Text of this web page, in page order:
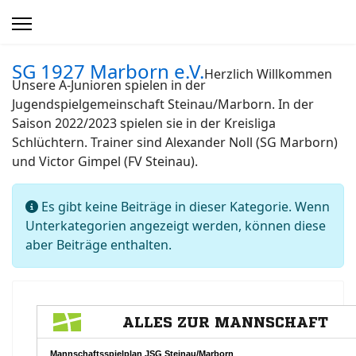
SG 1927 Marborn e.V.Herzlich Willkommen
Unsere A-Junioren spielen in der
Jugendspielgemeinschaft Steinau/Marborn. In der
Saison 2022/2023 spielen sie in der Kreisliga
Schlüchtern. Trainer sind Alexander Noll (SG Marborn)
und Victor Gimpel (FV Steinau).
Information
Es gibt keine Beiträge in dieser Kategorie. Wenn
Unterkategorien angezeigt werden, können diese
aber Beiträge enthalten.